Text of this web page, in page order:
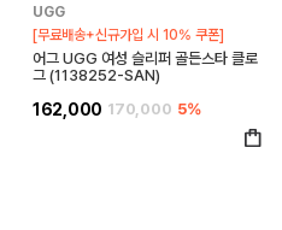
UGG
[무료배송+신규가입 시 10% 쿠폰]
어그 UGG 여성 슬리퍼 골든스타 클로
그 (1138252-SAN)
162,000 170,000 5%